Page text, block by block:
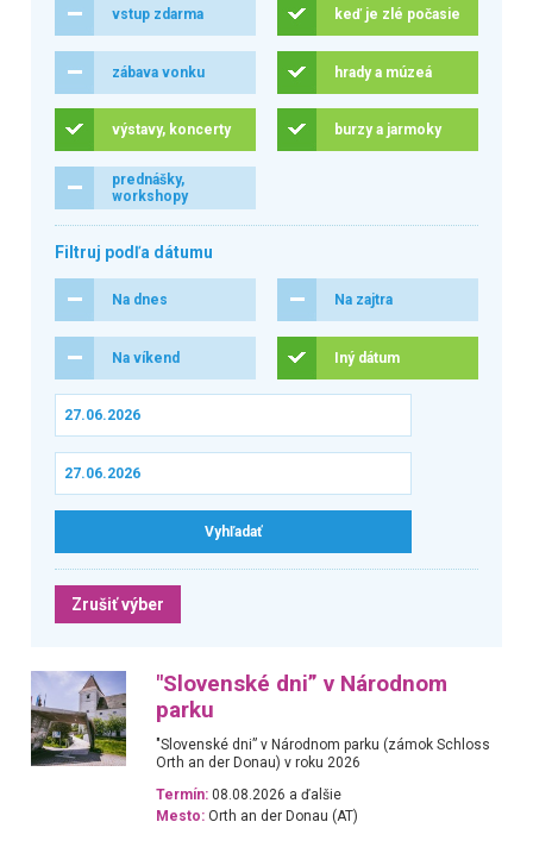
vstup zdarma keď je zlé počasie
zábava vonku hrady a múzeá
výstavy, koncerty burzy a jarmoky
prednášky,
workshopy
Filtruj podľa dátumu
Na dnes Na zajtra
Na víkend Iný dátum
Zrušiť výber
"Slovenské dni” v Národnom
parku
"Slovenské dni” v Národnom parku (zámok Schloss
Orth an der Donau) v roku 2026
Termín: 08.08.2026 a ďalšie
Mesto: Orth an der Donau (AT)